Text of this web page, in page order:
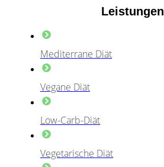
Leistungen
Mediterrane Diät
Vegane Diät
Low-Carb-Diät
Vegetarische Diät